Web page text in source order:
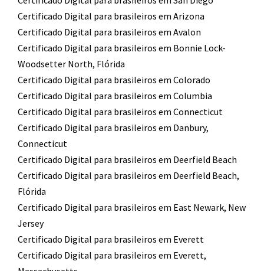
Certificado Digital para brasileiros em Arizona
Certificado Digital para brasileiros em Avalon
Certificado Digital para brasileiros em Bonnie Lock-
Woodsetter North, Flórida
Certificado Digital para brasileiros em Colorado
Certificado Digital para brasileiros em Columbia
Certificado Digital para brasileiros em Connecticut
Certificado Digital para brasileiros em Danbury,
Connecticut
Certificado Digital para brasileiros em Deerfield Beach
Certificado Digital para brasileiros em Deerfield Beach,
Flórida
Certificado Digital para brasileiros em East Newark, New
Jersey
Certificado Digital para brasileiros em Everett
Certificado Digital para brasileiros em Everett,